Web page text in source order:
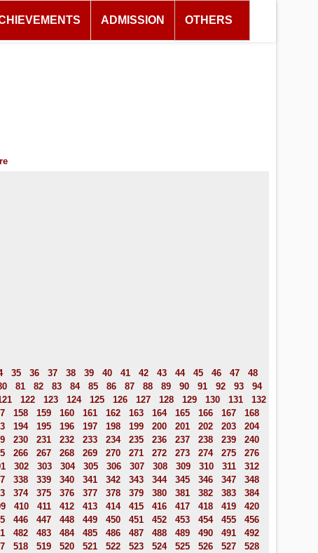
ADMISSION OTHERS
35 36 37 38 39 40 41 42 43 44 45 46 47
48
81 82 83 84 85 86 87 88 89 90 91 92 93
94
122 123 124 125 126 127 128 129 130 131
132
158 159 160 161 162 163 164 165 166 167
168
194 195 196 197 198 199 200 201 202 203
204
230 231 232 233 234 235 236 237 238 239
240
266 267 268 269 270 271 272 273 274 275
276
302 303 304 305 306 307 308 309 310 311
312
338 339 340 341 342 343 344 345 346 347
348
374 375 376 377 378 379 380 381 382 383
384
410 411 412 413 414 415 416 417 418 419
420
446 447 448 449 450 451 452 453 454 455
456
482 483 484 485 486 487 488 489 490 491
492
518 519 520 521 522 523 524 525 526 527
528